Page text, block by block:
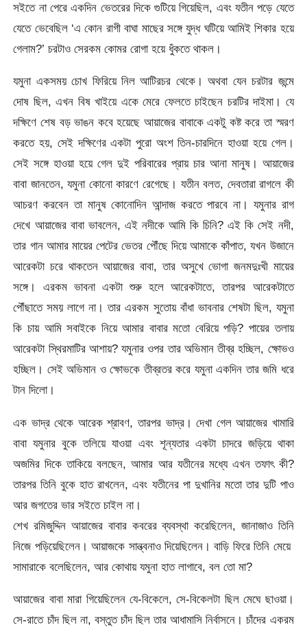
সইতে না পেরে একদিন ভেতরের দিকে গুটিয়ে গিয়েছিল, এবং যতীন পড়ে যেতে
যেতে ভেবেছিল ‘এ কোন রাগী বাঘা মাছের সঙ্গে যুদ্ধ ঘটিয়ে আমিই শিকার হয়ে
গেলাম?’ চরটাও সেরকম কোমর রোগা হয়ে ধুঁকতে থাকল।
যমুনা একসময় চোখ ফিরিয়ে নিল আটিরচর থেকে। অথবা যেন চরটার জন্মে
দোষ ছিল, এখন বিষ খাইয়ে একে মেরে ফেলতে চাইছেন চরটির দাইমা। যে
দক্ষিণে শেষ বড় ভাঙন কবে হয়েছে আয়াজের বাবাকে একটু কষ্ট করে তা স্মরণ
করতে হয়, সেই দক্ষিণের একটা পুরো অংশ তিন-চারদিনে হাওয়া হয়ে গেল।
সেই সঙ্গে হাওয়া হয়ে গেল দুই পরিবারের প্রায় চার আনা মানুষ। আয়াজের
বাবা জানতেন, যমুনা কোনো কারণে রেগেছে। যতীন বলত, দেবতারা রাগলে কী
আচরণ করবেন তা মানুষ কোনোদিন আন্দাজ করতে পারবে না। যমুনার রাগ
দেখে আয়াজের বাবা ভাবলেন, এই নদীকে আমি কি চিনি? এই কি সেই নদী,
তার গান আমার মায়ের পেটের ভেতর পৌঁছে দিয়ে আমাকে কাঁপাত, যখন উজানে
আরেকটা চরে থাকতেন আয়াজের বাবা, তার অসুখে ভোগা জনমদুঃখী মায়ের
সঙ্গে। এরকম ভাবনা একটা শুরু হলে আরেকটাতে, তারপর আরেকটাতে
পৌঁছাতে সময় লাগে না। তার এরকম সুতোয় বাঁধা ভাবনার শেষটা ছিল, যমুনা
কি চায় আমি সবাইকে নিয়ে আমার বাবার মতো বেরিয়ে পড়ি? পায়ের তলায়
আরেকটা স্থিরমাটির আশায়? যমুনার ওপর তার অভিমান তীব্র হচ্ছিল, ক্ষোভও
হচ্ছিল। সেই অভিমান ও ক্ষোভকে তীব্রতর করে যমুনা একদিন তার জমি ধরে
টান দিলো।
এক ভাদ্র থেকে আরেক শ্রাবণ, তারপর ভাদ্র। দেখা গেল আয়াজের খামারি
বাবা যমুনার বুকে তলিয়ে যাওয়া এবং শূন্যতার একটা চাদরে জড়িয়ে থাকা
অজমির দিকে তাকিয়ে বলছেন, আমার আর যতীনের মধ্যে এখন তফাৎ কী?
তারপর তিনি বুকে হাত রাখলেন, এবং যতীনের পা দুখানির মতো তার দুটি পাও
আর জগতের ভার সইতে চাইল না।
শেখ রমিজুদ্দিন আয়াজের বাবার কবরের ব্যবস্থা করেছিলেন, জানাজাও তিনি
নিজে পড়িয়েছিলেন। আয়াজকে সান্ত্বনাও দিয়েছিলেন। বাড়ি ফিরে তিনি মেয়ে
সামারাকে বলেছিলেন, আর কোথায় যমুনা হাত লাগাবে, বল তো মা?
আয়াজের বাবা মারা গিয়েছিলেন যে-বিকেলে, সে-বিকেলটা ছিল মেঘে ছাওয়া।
সে-রাতে চাঁদ ছিল না, বস্তুত চাঁদ ছিল তার আধামাসি নির্বাসনে। চাঁদের একরম